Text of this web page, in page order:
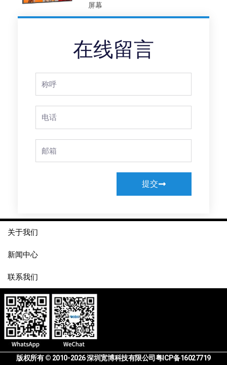
屏幕
在线留言
Name
Phone
Email
提交
关于我们
新闻中心
联系我们
版权所有 © 2010-2026 深圳宽博科技有限公司粤ICP备16027719